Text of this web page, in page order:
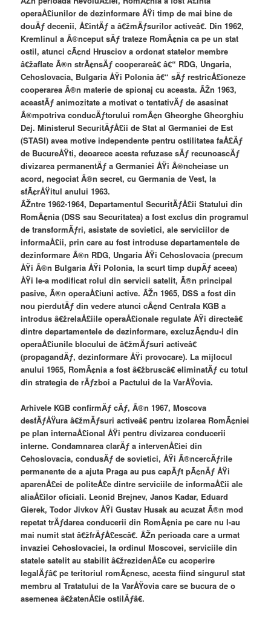
operaÅ£iunilor de dezinformare ÅŸi timp de mai bine de
douÄƒ decenii, Å£intÄƒ a â€žmÄƒsurilor activeâ€. Din 1962,
Kremlinul a Ã®nceput sÄƒ trateze RomÃ¢nia ca pe un stat
ostil, atunci cÃ¢nd Hrusciov a ordonat statelor membre
â€žaflate Ã®n strÃ¢nsÄƒ cooperareâ€ â€“ RDG, Ungaria,
Cehoslovacia, Bulgaria ÅŸi Polonia â€“ sÄƒ restricÅ£ioneze
cooperarea Ã®n materie de spionaj cu aceasta. ÃŽn 1963,
aceastÄƒ animozitate a motivat o tentativÄƒ de asasinat
Ã®mpotriva conducÄƒtorului romÃ¢n Gheorghe Gheorghiu
Dej. Ministerul SecuritÄƒÅ£ii de Stat al Germaniei de Est
(STASI) avea motive independente pentru ostilitatea faÅ£Äƒ
de BucureÅŸti, deoarece acesta refuzase sÄƒ recunoascÄƒ
divizarea permanentÄƒ a Germaniei ÅŸi Ã®ncheiase un
acord, negociat Ã®n secret, cu Germania de Vest, la
sfÃ¢rÅŸitul anului 1963.
ÃŽntre 1962-1964, Departamentul SecuritÄƒÅ£ii Statului din
RomÃ¢nia (DSS sau Securitatea) a fost exclus din programul
de transformÄƒri, asistate de sovietici, ale serviciilor de
informaÅ£ii, prin care au fost introduse departamentele de
dezinformare Ã®n RDG, Ungaria ÅŸi Cehoslovacia (precum
ÅŸi Ã®n Bulgaria ÅŸi Polonia, la scurt timp dupÄƒ aceea)
ÅŸi le-a modificat rolul din servicii satelit, Ã®n principal
pasive, Ã®n operaÅ£iuni active. ÃŽn 1965, DSS a fost din
nou pierdutÄƒ din vedere atunci cÃ¢nd Centrala KGB a
introdus â€žrelaÅ£iile operaÅ£ionale regulate ÅŸi directeâ€
dintre departamentele de dezinformare, excluzÃ¢ndu-l din
operaÅ£iunile blocului de â€žmÄƒsuri activeâ€
(propagandÄƒ, dezinformare ÅŸi provocare). La mijlocul
anului 1965, RomÃ¢nia a fost â€žbruscâ€ eliminatÄƒ cu totul
din strategia de rÄƒzboi a Pactului de la VarÅŸovia.
Arhivele KGB confirmÄƒ cÄƒ, Ã®n 1967, Moscova
desfÄƒÅŸura â€žmÄƒsuri activeâ€ pentru izolarea RomÃ¢niei
pe plan internaÅ£ional ÅŸi pentru divizarea conducerii
interne. Condamnarea clarÄƒ a intervenÅ£iei din
Cehoslovacia, condusÄƒ de sovietici, ÅŸi Ã®ncercÄƒrile
permanente de a ajuta Praga au pus capÄƒt pÃ¢nÄƒ ÅŸi
aparenÅ£ei de politeÅ£e dintre serviciile de informaÅ£ii ale
aliaÅ£ilor oficiali. Leonid Brejnev, Janos Kadar, Eduard
Gierek, Todor Jivkov ÅŸi Gustav Husak au acuzat Ã®n mod
repetat trÄƒdarea conducerii din RomÃ¢nia pe care nu l-au
mai numit stat â€žfrÄƒÅ£escâ€. ÃŽn perioada care a urmat
invaziei Cehoslovaciei, la ordinul Moscovei, serviciile din
statele satelit au stabilit â€žrezidenÅ£e cu acoperire
legalÄƒâ€ pe teritoriul romÃ¢nesc, acesta fiind singurul stat
membru al Tratatului de la VarÅŸovia care se bucura de o
asemenea â€žatenÅ£ie ostilÄƒâ€.